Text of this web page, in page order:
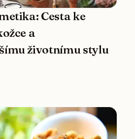
Cesta ke
a
životnímu stylu